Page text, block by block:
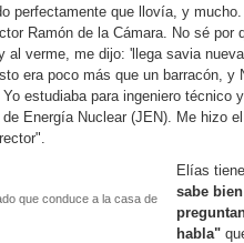
perfectamente que llovía, y
Ramón de la Cámara. No sé por
al verme, me dijo: 'llega savia
era poco más que un barracón, y
estudiaba para ingeniero técnico
Energía Nuclear (JEN). Me hizo
que conduce a la casa de
Elías
sabe
habla"